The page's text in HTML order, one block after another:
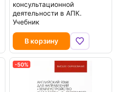
консультационной
деятельности в АПК.
Учебник
В корзину
-50%